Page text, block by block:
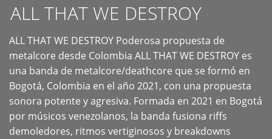
ALL THAT WE DESTROY
ALL THAT WE DESTROY Poderosa propuesta de
metalcore desde Colombia ALL THAT WE DESTROY es
una banda de metalcore/deathcore que se formó en
Bogotá, Colombia en el año 2021, con una propuesta
sonora potente y agresiva. Formada en 2021 en Bogotá
por músicos venezolanos, la banda fusiona riffs
demoledores, ritmos vertiginosos y breakdowns
+